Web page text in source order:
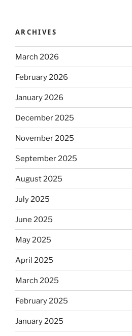
ARCHIVES
March 2026
February 2026
January 2026
December 2025
November 2025
September 2025
August 2025
July 2025
June 2025
May 2025
April 2025
March 2025
February 2025
January 2025